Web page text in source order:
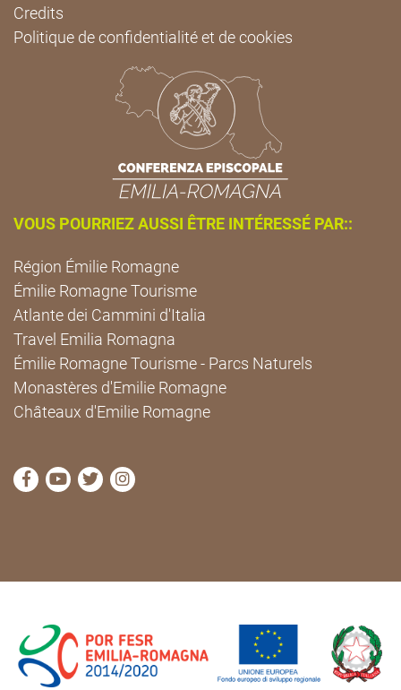
Credits
Politique de confidentialité et de cookies
VOUS POURRIEZ AUSSI ÊTRE INTÉRESSÉ PAR::
Région Émilie Romagne
Émilie Romagne Tourisme
Atlante dei Cammini d'Italia
Travel Emilia Romagna
Émilie Romagne Tourisme - Parcs Naturels
Monastères d'Emilie Romagne
Châteaux d'Emilie Romagne
Visitez la page Facebook de Cammini Emilia-
Visitez la page YouTube de Cammini Emilia-
Visitez la page Twitter de Cammini Emilia-
Visitez la page Instagram de Cammini